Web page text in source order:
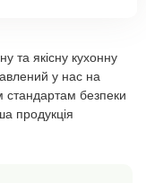
смаженим
або креветками,
- смачними
та якісну кухонну
у нас на
стандартам безпеки
продукція